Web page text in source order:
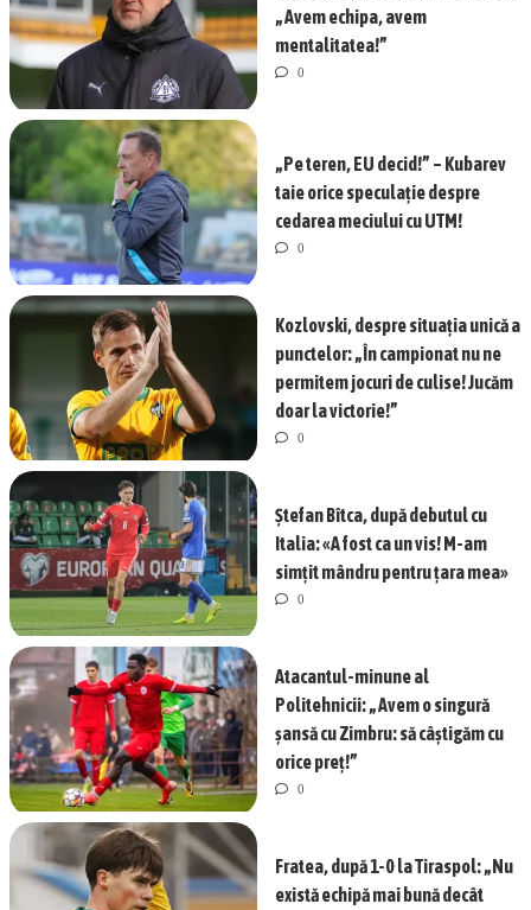
„Avem echipa, avem
mentalitatea!”
0
„Pe teren, EU decid!” – Kubarev
taie orice speculație despre
cedarea meciului cu UTM!
0
Kozlovski, despre situația unică a
punctelor: „În campionat nu ne
permitem jocuri de culise! Jucăm
doar la victorie!”
0
Ștefan Bîtca, după debutul cu
Italia: «A fost ca un vis! M-am
simțit mândru pentru țara mea»
0
Atacantul-minune al
Politehnicii: „Avem o singură
șansă cu Zimbru: să câștigăm cu
orice preț!”
0
Fratea, după 1-0 la Tiraspol: „Nu
există echipă mai bună decât